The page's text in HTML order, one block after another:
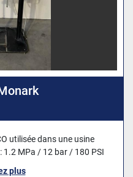
utilisée dans une usine
1.2 MPa / 12 bar / 180 PSI
plus